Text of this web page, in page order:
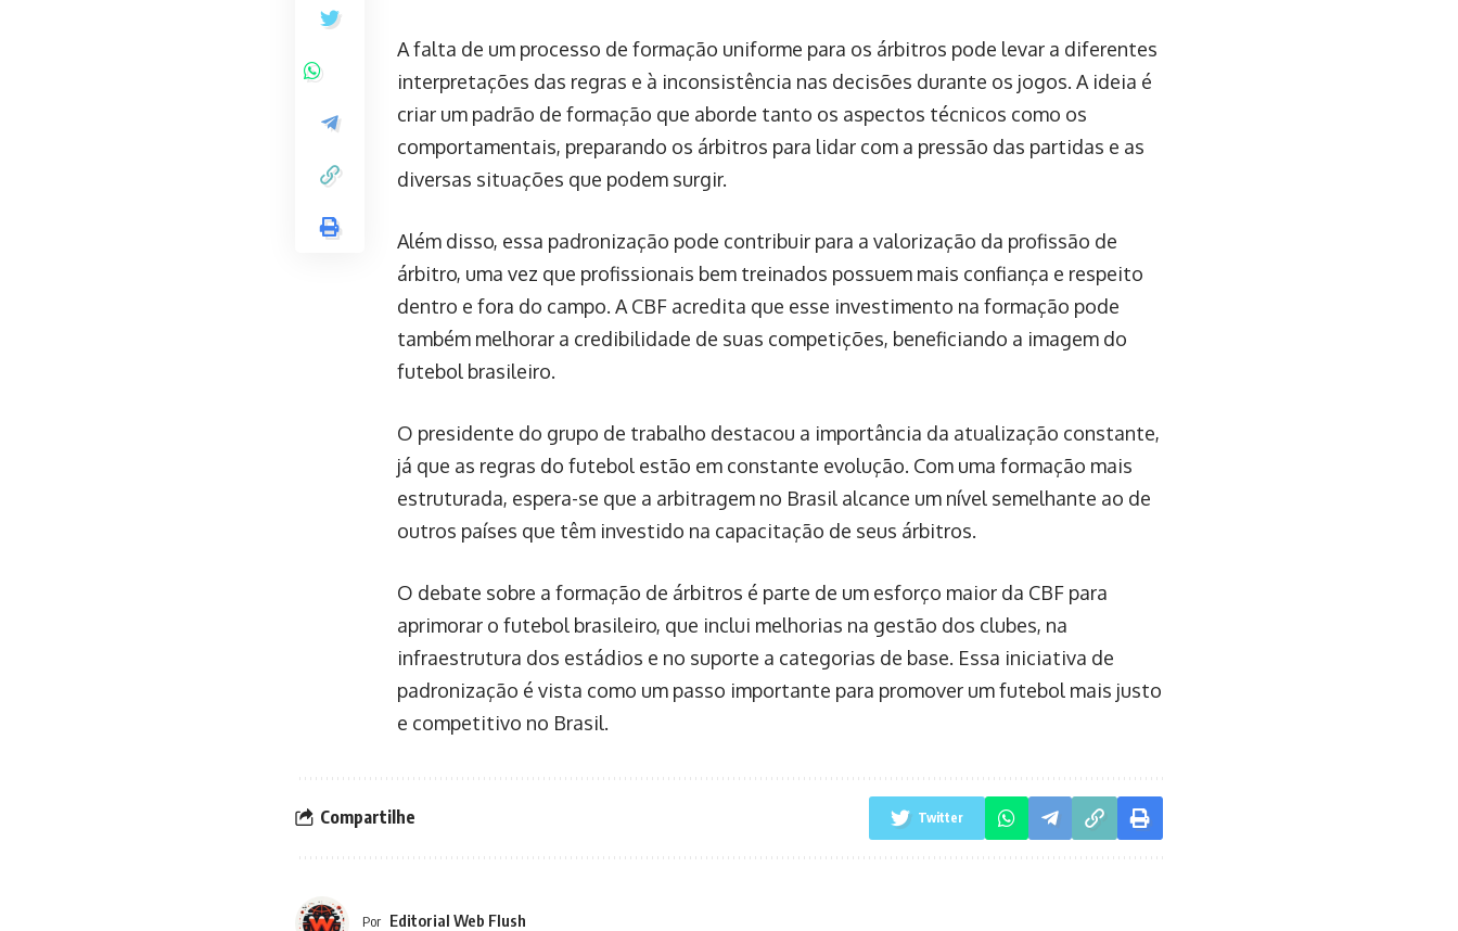
A falta de um processo de formação uniforme para os árbitros pode levar a diferentes
interpretações das regras e à inconsistência nas decisões durante os jogos. A ideia é
criar um padrão de formação que aborde tanto os aspectos técnicos como os
comportamentais, preparando os árbitros para lidar com a pressão das partidas e as
diversas situações que podem surgir.
Além disso, essa padronização pode contribuir para a valorização da profissão de
árbitro, uma vez que profissionais bem treinados possuem mais confiança e respeito
dentro e fora do campo. A CBF acredita que esse investimento na formação pode
também melhorar a credibilidade de suas competições, beneficiando a imagem do
futebol brasileiro.
O presidente do grupo de trabalho destacou a importância da atualização constante,
já que as regras do futebol estão em constante evolução. Com uma formação mais
estruturada, espera-se que a arbitragem no Brasil alcance um nível semelhante ao de
outros países que têm investido na capacitação de seus árbitros.
O debate sobre a formação de árbitros é parte de um esforço maior da CBF para
aprimorar o futebol brasileiro, que inclui melhorias na gestão dos clubes, na
infraestrutura dos estádios e no suporte a categorias de base. Essa iniciativa de
padronização é vista como um passo importante para promover um futebol mais justo
e competitivo no Brasil.
Compartilhe Twitter
Por Editorial Web Flush